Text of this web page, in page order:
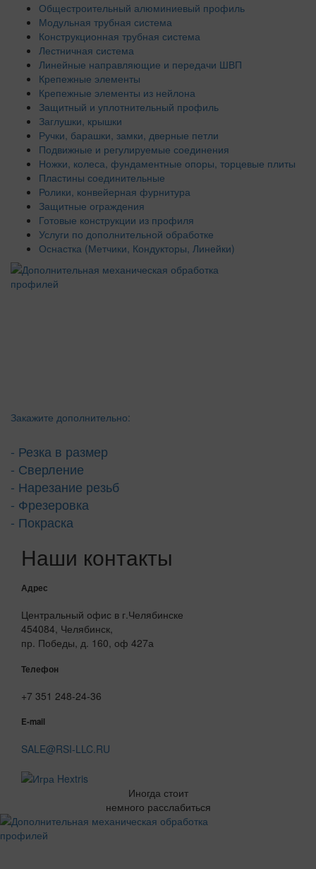
Общестроительный алюминиевый профиль
Модульная трубная система
Конструкционная трубная система
Лестничная система
Линейные направляющие и передачи ШВП
Крепежные элементы
Крепежные элементы из нейлона
Защитный и уплотнительный профиль
Заглушки, крышки
Ручки, барашки, замки, дверные петли
Подвижные и регулируемые соединения
Ножки, колеса, фундаментные опоры, торцевые плиты
Пластины соединительные
Ролики, конвейерная фурнитура
Защитные ограждения
Готовые конструкции из профиля
Услуги по дополнительной обработке
Оснастка (Метчики, Кондукторы, Линейки)
Закажите дополнительно:
- Резка в размер
- Сверление
- Нарезание резьб
- Фрезеровка
- Покраска
Наши контакты
Адрес
Центральный офис в г.Челябинске
454084, Челябинск,
пр. Победы, д. 160, оф 427а
Телефон
+7 351 248-24-36
E-mail
SALE@RSI-LLC.RU
Иногда стоит
немного расслабиться